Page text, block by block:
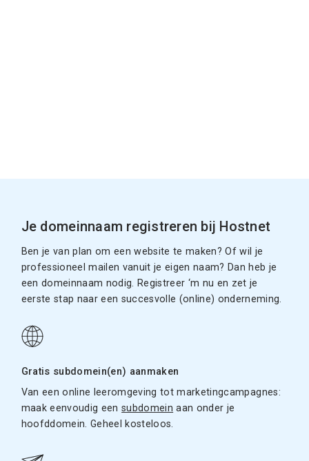
Je domeinnaam registreren bij Hostnet
Ben je van plan om een website te maken? Of wil je
professioneel mailen vanuit je eigen naam? Dan heb je
een domeinnaam nodig. Registreer ‘m nu en zet je
eerste stap naar een succesvolle (online) onderneming.
Gratis subdomein(en) aanmaken
Van een online leeromgeving tot marketingcampagnes:
maak eenvoudig eensubdomein aan onder je
hoofddomein. Geheel kosteloos.